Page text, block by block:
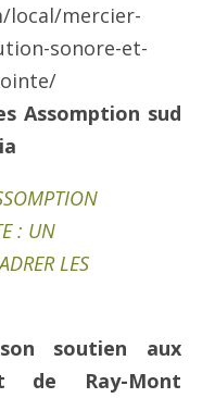
local/mercier-
sonore-et-
Assomption sud
: UN
LES
soutien aux
de Ray-Mont